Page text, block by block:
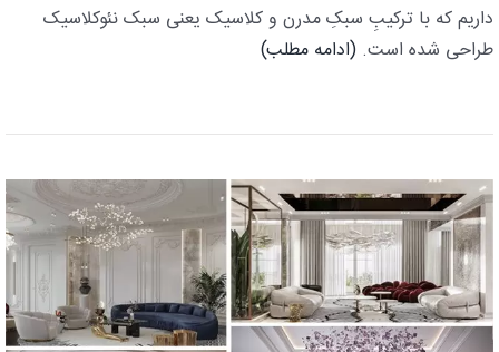
داریم که با ترکیبِ سبکِ مدرن و کلاسیک یعنی سبک نئوکلاسیک
طراحی شده است. (ادامه مطلب)